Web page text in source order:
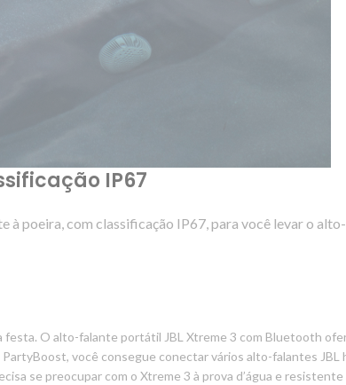
IP67
à poeira, com classificação IP67, para você levar o
O alto-falante portátil JBL Xtreme 3 com Bluetooth
você consegue conectar vários alto-falantes
se preocupar com o Xtreme 3 à prova d’água e